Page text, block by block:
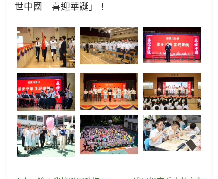
世中國 喜迎華誕」！